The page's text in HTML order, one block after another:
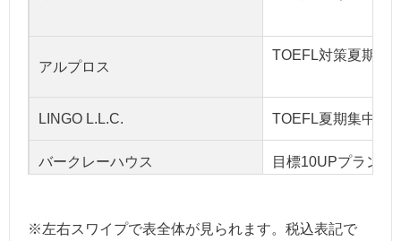
アルプロス
TOEFL対策夏期講
LINGO L.L.C. TOEFL夏期集中講
バークレーハウス 目標10UPプラン
※左右スワイプで表全体が見られます。税込表記で